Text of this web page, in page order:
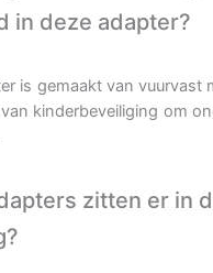
in deze adapter?
is gemaakt van vuurvast
kinderbeveiliging om
zitten er in